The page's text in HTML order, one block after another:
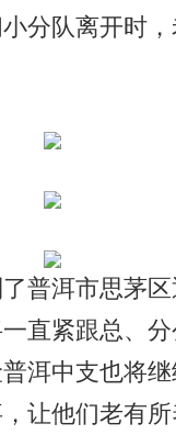
分队离开时
洱市思茅区
直紧跟总、
洱中支也将
让他们老有